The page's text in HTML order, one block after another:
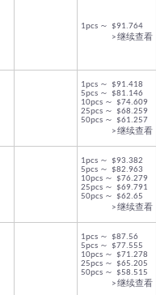
1pcs ～ $91.764
> 继续查看
1pcs ～ $91.418
5pcs ～ $81.146
10pcs ～ $74.609
25pcs ～ $68.259
50pcs ～ $61.257
> 继续查看
1pcs ～ $93.382
5pcs ～ $82.963
10pcs ～ $76.279
25pcs ～ $69.791
50pcs ～ $62.65
> 继续查看
1pcs ～ $87.56
5pcs ～ $77.555
10pcs ～ $71.278
25pcs ～ $65.205
50pcs ～ $58.515
> 继续查看